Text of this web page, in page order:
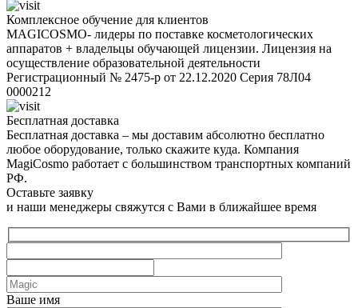
Комплексное обучение для клиентов
MAGICOSMO- лидеры по поставке косметологических
аппаратов + владельцы обучающей лицензии. Лицензия на
осуществление образовательной деятельности
Регистрационный № 2475-р от 22.12.2020 Серия 78Л04
0000212
Бесплатная доставка
Бесплатная доставка – мы доставим абсолютно бесплатно
любое оборудование, только скажите куда. Компания
MagiCosmo работает с большинством транспортных компаний
РФ.
Оставьте заявку
и наши менеджеры свяжутся с Вами в ближайшее время
Ваше имя